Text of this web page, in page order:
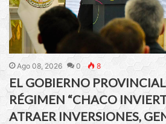
Ago 08, 2026 0 8
EL GOBIERNO
RÉGIMEN “CHACO
ATRAER INVERSIONES,